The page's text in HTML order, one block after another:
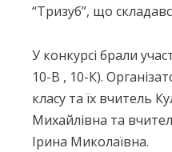
“Тризуб”, що
У конкурсі брали
10-В , 10-К).
класу та їх вчитель
Михайлівна та
Ірина Миколаївна.